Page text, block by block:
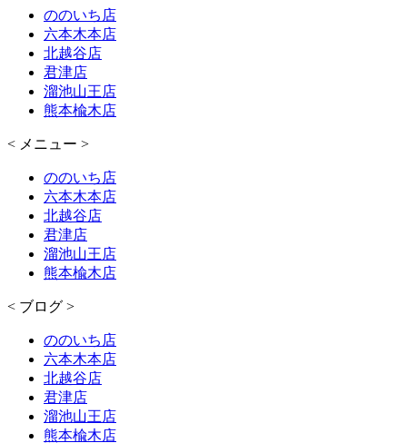
ののいち店
六本木本店
北越谷店
君津店
溜池山王店
熊本楡木店
< メニュー >
ののいち店
六本木本店
北越谷店
君津店
溜池山王店
熊本楡木店
< ブログ >
ののいち店
六本木本店
北越谷店
君津店
溜池山王店
熊本楡木店